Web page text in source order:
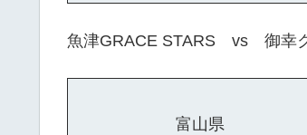
魚津GRACE STARS vs 御幸
富山県